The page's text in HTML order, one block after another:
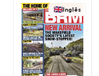
Inglês